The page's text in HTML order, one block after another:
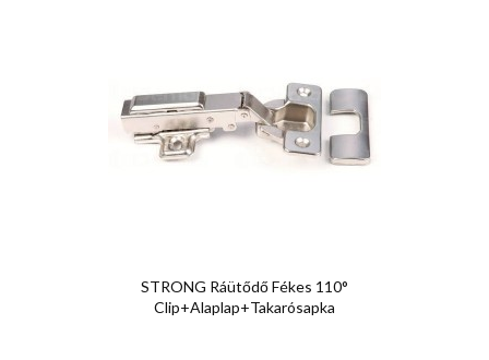
STRONG Ráütődő Fékes 110°
Clip+alaplap+takarósapka